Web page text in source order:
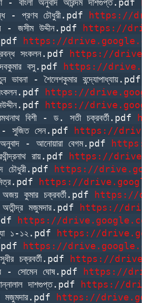
- বাংলা অনুবাদ অরিন্দম দাশগুপ্ত.pdf
- প্রণব চৌধুরী.pdf
https://
- জসীম উদ্দীন.pdf
https://
https://drive.google.com/
সংকলন.pdf
https://
বসু.pdf
https://
ভাবনা - শৈলেশকুমার বন্দ্যোপাধ্যায়.pdf
সংকলন.pdf
https://
https://
বিশী - ড. সতী চক্রবর্তী.pdf
- সুজিত সেন.pdf
https://
অনুবাদ - আনোয়ারা বেগম.pdf
https://
রায়.pdf
https://
চৌধুরী.pdf
https://
https://
কুমার চক্রবর্তী.pdf
https://
মজুমদার.pdf
https://
https://drive.google.com/
১-১২.pdf
https://
https://drive.google.com/
চক্রবর্তী.pdf
https://
- সোমেন ঘোষ.pdf
https://
দাশগুপ্ত.pdf
https://
মজুমদার.pdf
https://